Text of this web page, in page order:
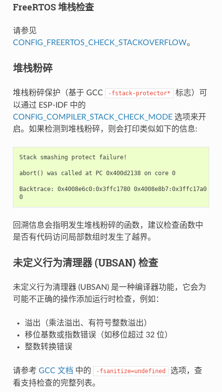
FreeRTOS 堆栈检查
请参见
CONFIG_FREERTOS_CHECK_STACKOVERFLOW。
堆栈粉碎
堆栈粉碎保护（基于 GCC -fstack-protector*
标志）可
以通过 ESP-IDF 中的
CONFIG_COMPILER_STACK_CHECK_MODE选项来开
启。如果检测到堆栈粉碎，则会打印类似如下的信息:
Stack smashing protect failure!
abort() was called at PC 0x400d2138 on core 0
Backtrace: 0x4008e6c0:0x3ffc1780 0x4008e8b7:0x3ffc17a0
0
回溯信息会指明发生堆栈粉碎的函数，建议检查函数中
是否有代码访问局部数组时发生了越界。
未定义行为清理器 (UBSAN) 检查
未定义行为清理器 (UBSAN) 是一种编译器功能，它会为
可能不正确的操作添加运行时检查，例如：
溢出（乘法溢出、有符号整数溢出）
移位基数或指数错误（如移位超过 32 位）
整数转换错误
请参考 GCC 文档 中的 -fsanitize=undefined
选项，查
看支持检查的完整列表。